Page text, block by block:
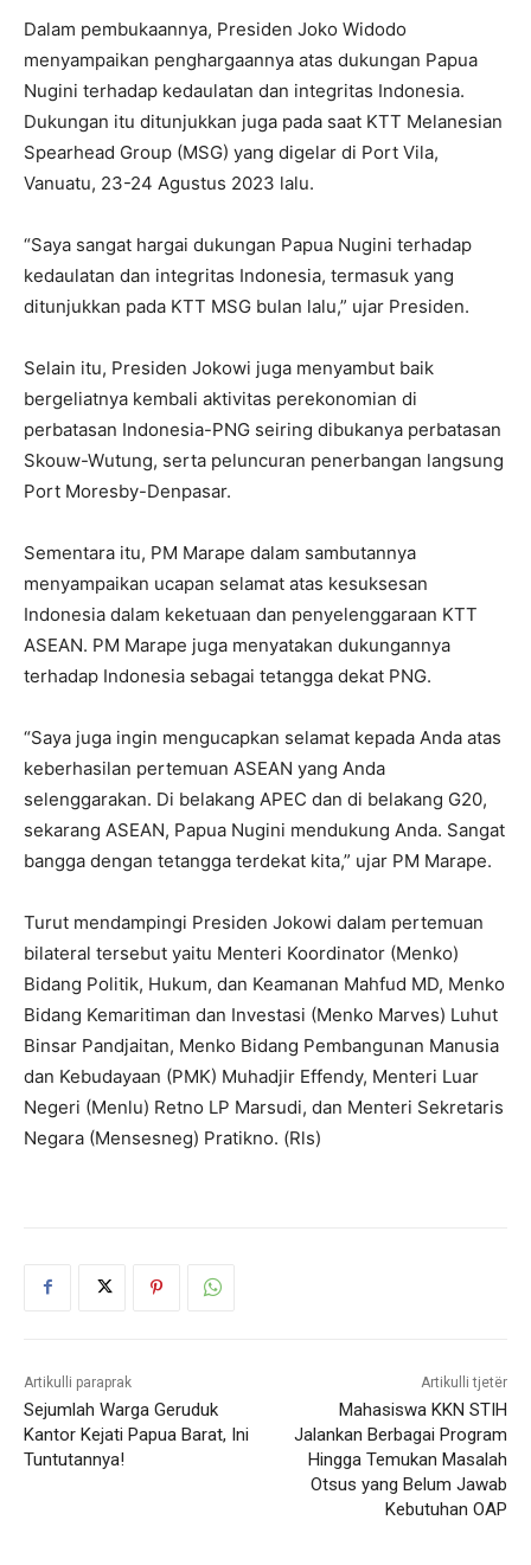
Dalam pembukaannya, Presiden Joko Widodo
menyampaikan penghargaannya atas dukungan Papua
Nugini terhadap kedaulatan dan integritas Indonesia.
Dukungan itu ditunjukkan juga pada saat KTT Melanesian
Spearhead Group (MSG) yang digelar di Port Vila,
Vanuatu, 23-24 Agustus 2023 lalu.
“Saya sangat hargai dukungan Papua Nugini terhadap
kedaulatan dan integritas Indonesia, termasuk yang
ditunjukkan pada KTT MSG bulan lalu,” ujar Presiden.
Selain itu, Presiden Jokowi juga menyambut baik
bergeliatnya kembali aktivitas perekonomian di
perbatasan Indonesia-PNG seiring dibukanya perbatasan
Skouw-Wutung, serta peluncuran penerbangan langsung
Port Moresby-Denpasar.
Sementara itu, PM Marape dalam sambutannya
menyampaikan ucapan selamat atas kesuksesan
Indonesia dalam keketuaan dan penyelenggaraan KTT
ASEAN. PM Marape juga menyatakan dukungannya
terhadap Indonesia sebagai tetangga dekat PNG.
“Saya juga ingin mengucapkan selamat kepada Anda atas
keberhasilan pertemuan ASEAN yang Anda
selenggarakan. Di belakang APEC dan di belakang G20,
sekarang ASEAN, Papua Nugini mendukung Anda. Sangat
bangga dengan tetangga terdekat kita,” ujar PM Marape.
Turut mendampingi Presiden Jokowi dalam pertemuan
bilateral tersebut yaitu Menteri Koordinator (Menko)
Bidang Politik, Hukum, dan Keamanan Mahfud MD, Menko
Bidang Kemaritiman dan Investasi (Menko Marves) Luhut
Binsar Pandjaitan, Menko Bidang Pembangunan Manusia
dan Kebudayaan (PMK) Muhadjir Effendy, Menteri Luar
Negeri (Menlu) Retno LP Marsudi, dan Menteri Sekretaris
Negara (Mensesneg) Pratikno. (Rls)
Artikulli paraprak
Sejumlah Warga Geruduk
Kantor Kejati Papua Barat, Ini
Tuntutannya!
Artikulli tjetër
Mahasiswa KKN STIH
Jalankan Berbagai Program
Hingga Temukan Masalah
Otsus yang Belum Jawab
Kebutuhan OAP